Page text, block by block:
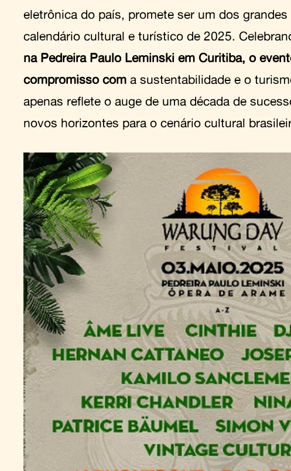
eletrônica do país, promete ser um dos
calendário cultural e turístico de 2025.
na Pedreira Paulo Leminski em Curitiba, o
compromisso com a sustentabilidade e o
apenas reflete o auge de uma década de
novos horizontes para o cenário cultural